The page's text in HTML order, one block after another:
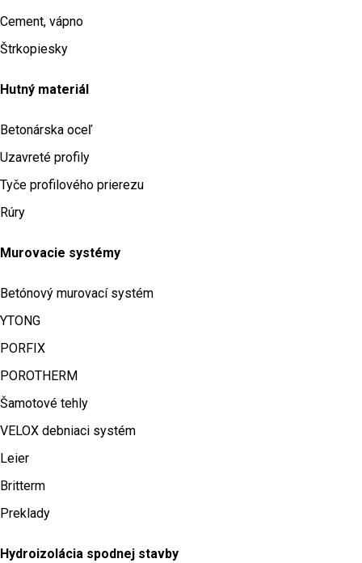
Cement, vápno
Štrkopiesky
Hutný materiál
Betonárska oceľ
Uzavreté profily
Tyče profilového prierezu
Rúry
Murovacie systémy
Betónový murovací systém
YTONG
PORFIX
POROTHERM
Šamotové tehly
VELOX debniaci systém
Leier
Britterm
Preklady
Hydroizolácia spodnej stavby